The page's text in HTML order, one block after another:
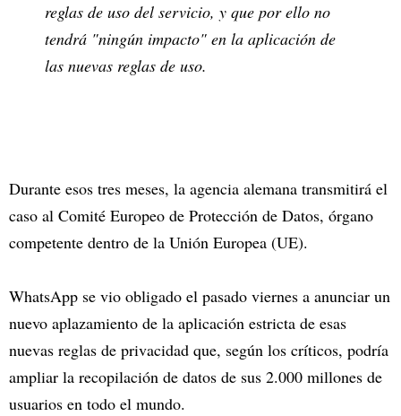
reglas de uso del servicio, y que por ello no
tendrá "ningún impacto" en la aplicación de
las nuevas reglas de uso.
Durante esos tres meses, la agencia alemana transmitirá el
caso al Comité Europeo de Protección de Datos, órgano
competente dentro de la Unión Europea (UE).
WhatsApp se vio obligado el pasado viernes a anunciar un
nuevo aplazamiento de la aplicación estricta de esas
nuevas reglas de privacidad que, según los críticos, podría
ampliar la recopilación de datos de sus 2.000 millones de
usuarios en todo el mundo.